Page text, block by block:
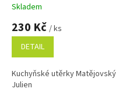
Skladem
230 Kč / ks
DETAIL
Kuchyňské utěrky Matějovský
Julien